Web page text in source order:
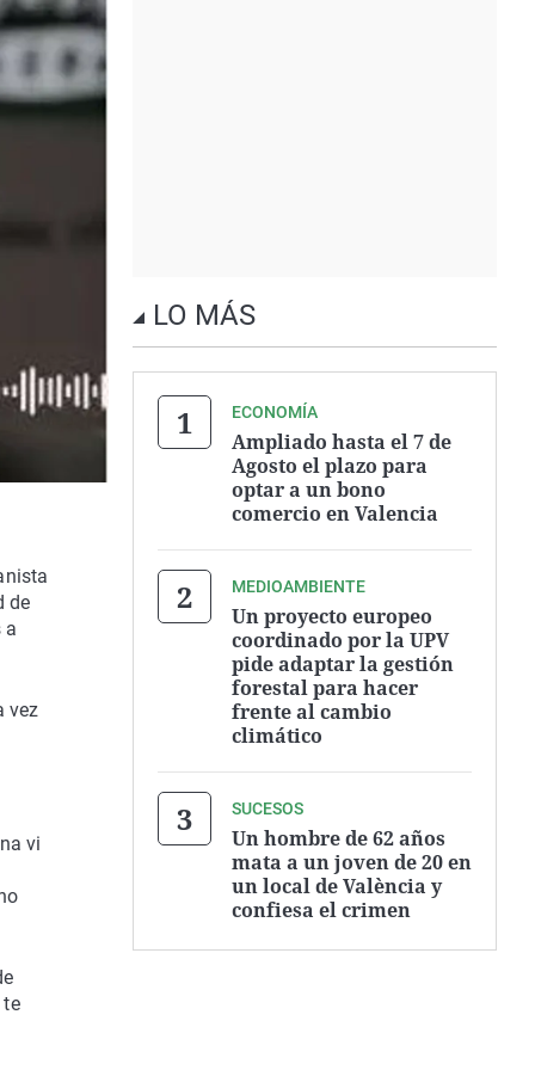
de
a
vez
vi
te
LO MÁS
ECONOMÍA
Ampliado hasta el 7 de
Agosto el plazo para
optar a un bono
comercio en Valencia
MEDIOAMBIENTE
Un proyecto europeo
coordinado por la UPV
pide adaptar la gestión
forestal para hacer
frente al cambio
climático
SUCESOS
Un hombre de 62 años
mata a un joven de 20 en
un local de València y
confiesa el crimen